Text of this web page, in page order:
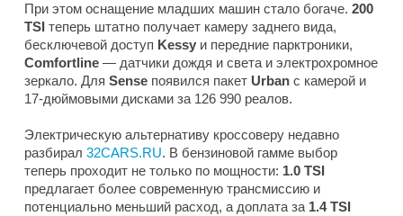
При этом оснащение младших машин стало богаче. 200
TSI теперь штатно получает камеру заднего вида,
бесключевой доступ Kessy и передние парктроники,
Comfortline — датчики дождя и света и электрохромное
зеркало. Для Sense появился пакет Urban с камерой и
17-дюймовыми дисками за 126 990 реалов.
Электрическую альтернативу кроссоверу недавно
разбирал 32CARS.RU. В бензиновой гамме выбор
теперь проходит не только по мощности: 1.0 TSI
предлагает более современную трансмиссию и
потенциально меньший расход, а доплата за 1.4 TSI